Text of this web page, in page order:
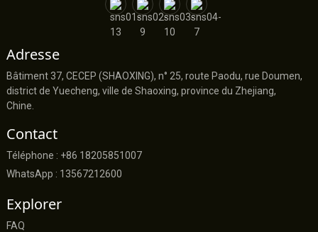
Adresse
Bâtiment 37, CECEP (SHAOXING), n° 25, route Paodu, rue Doumen,
district de Yuecheng, ville de Shaoxing, province du Zhejiang,
Chine.
Contact
Téléphone : +86 18205851007
WhatsApp : 13567212600
Explorer
FAQ